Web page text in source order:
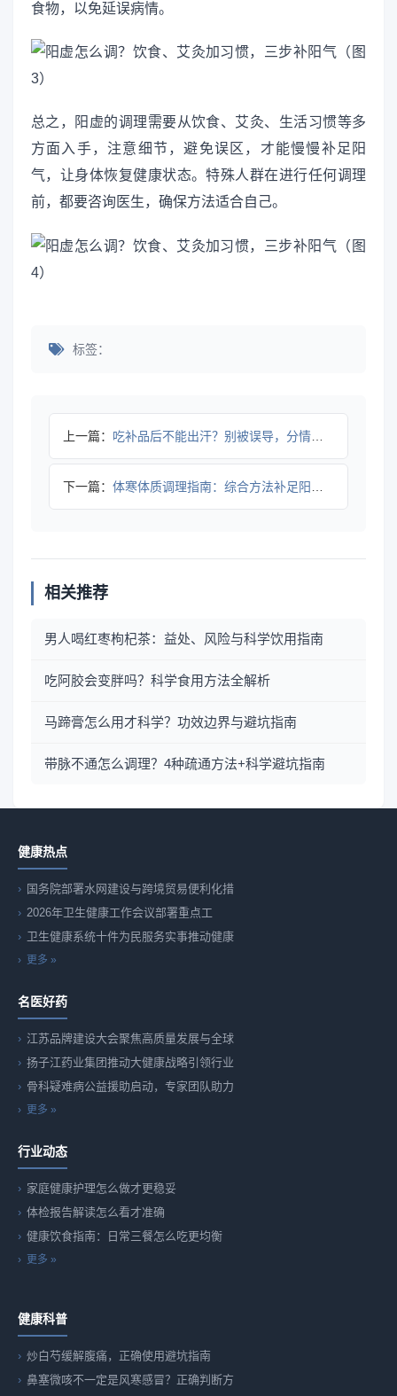
食物，以免延误病情。
总之，阳虚的调理需要从饮食、艾灸、生活习惯等多
方面入手，注意细节，避免误区，才能慢慢补足阳
气，让身体恢复健康状态。特殊人群在进行任何调理
前，都要咨询医生，确保方法适合自己。
标签：
上一篇： 吃补品后不能出汗？别被误导，分情况判断！
下一篇： 体寒体质调理指南：综合方法补足阳气改善不适
相关推荐
男人喝红枣枸杞茶：益处、风险与科学饮用指南
吃阿胶会变胖吗？科学食用方法全解析
马蹄膏怎么用才科学？功效边界与避坑指南
带脉不通怎么调理？4种疏通方法+科学避坑指南
健康热点
国务院部署水网建设与跨境贸易便利化措
2026年卫生健康工作会议部署重点工
卫生健康系统十件为民服务实事推动健康
更多 »
名医好药
江苏品牌建设大会聚焦高质量发展与全球
扬子江药业集团推动大健康战略引领行业
骨科疑难病公益援助启动，专家团队助力
更多 »
行业动态
家庭健康护理怎么做才更稳妥
体检报告解读怎么看才准确
健康饮食指南：日常三餐怎么吃更均衡
更多 »
健康科普
炒白芍缓解腹痛，正确使用避坑指南
鼻塞微咳不一定是风寒感冒？正确判断方